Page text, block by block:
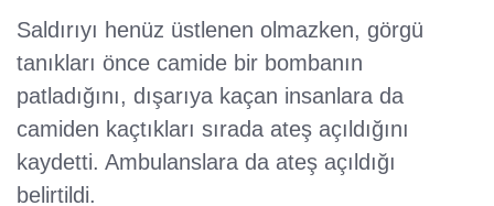
Saldırıyı henüz üstlenen olmazken, görgü
tanıkları önce camide bir bombanın
patladığını, dışarıya kaçan insanlara da
camiden kaçtıkları sırada ateş açıldığını
kaydetti. Ambulanslara da ateş açıldığı
belirtildi.